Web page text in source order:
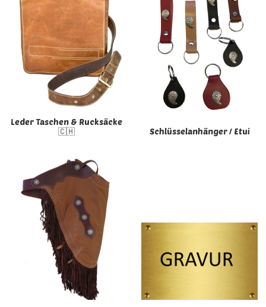
Leder Taschen & Rucksäcke
🇨🇭
Schlüsselanhänger / Etui